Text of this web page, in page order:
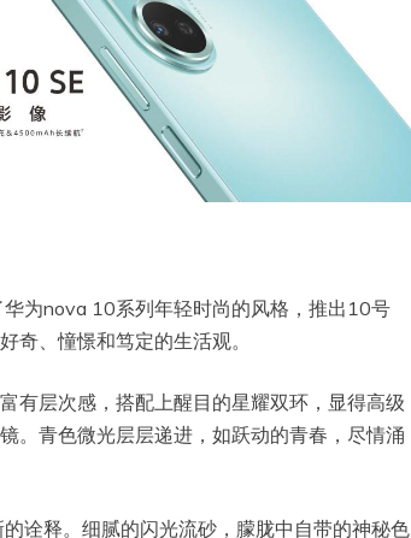
为nova 10系列年轻时尚的风格，推出10号
奇、憧憬和笃定的生活观。
有层次感，搭配上醒目的星耀双环，显得高级
。青色微光层层递进，如跃动的青春，尽情涌
诠释。细腻的闪光流砂，朦胧中自带的神秘色